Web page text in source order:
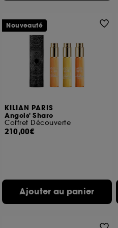
KILIAN PARIS
Angels' Share
Coffret Découverte
210,00€
Ajouter au panier
Nouveauté